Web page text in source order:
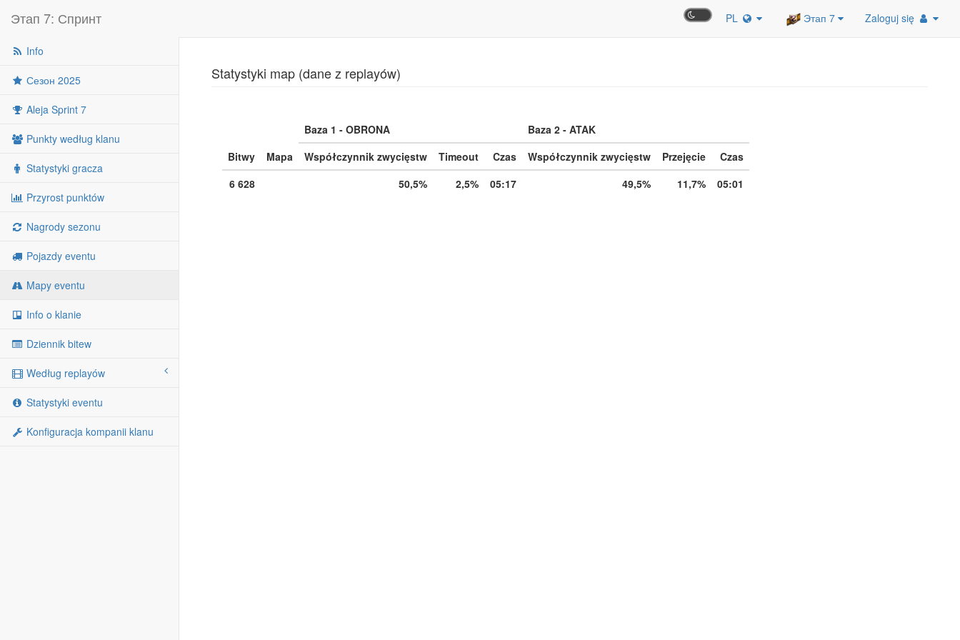
Этап 7: Спринт PL Этап 7 Zaloguj się
Info
Сезон 2025
Aleja Sprint 7
Punkty według klanu
Statystyki gracza
Przyrost punktów
Nagrody sezonu
Pojazdy eventu
Mapy eventu
Info o klanie
Dziennik bitew
Według replayów
Statystyki eventu
Konfiguracja kompanii klanu
Statystyki map (dane z replayów)
Bitwy Mapa
Baza 1 - OBRONA
Baza 2 - ATAK
Współczynnik zwycięstw
Timeout Czas Współczynnik zwycięstw Przejęcie
Czas
6 628
50,5% 2,5% 05:17 49,5% 11,7% 05:01